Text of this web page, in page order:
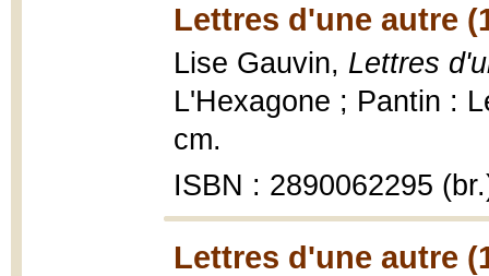
Lettres d'une autre
Lise Gauvin, Lettres
L'Hexagone ; Pantin :
cm.
ISBN : 2890062295
Lettres d'une autre